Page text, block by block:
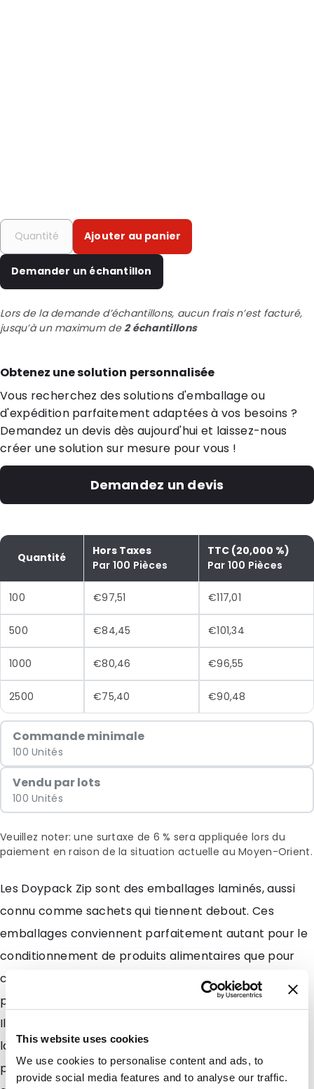
This website uses cookies
We use cookies to personalise content and ads, to
provide social media features and to analyse our traffic.
Ajouter au panier
Demander un échantillon
Lors de la demande d’échantillons, aucun frais n’est facturé,
jusqu’à un maximum de2 échantillons
Obtenez une solution personnalisée
Vous recherchez des solutions d'emballage ou
d'expédition parfaitement adaptées à vos besoins ?
Demandez un devis dès aujourd'hui et laissez-nous
créer une solution sur mesure pour vous !
Demandez un devis
Quantité
Hors Taxes
Par 100 Pièces
TTC (20,000 %)
Par 100 Pièces
100 €97,51 €117,01
500 €84,45 €101,34
1000 €80,46 €96,55
2500 €75,40 €90,48
Commande minimale
100 Unités
Vendu par lots
100 Unités
Veuillez noter: une surtaxe de 6 % sera appliquée lors du
paiement en raison de la situation actuelle au Moyen-Orient.
Les Doypack Zip sont des emballages laminés, aussi
connu comme sachets qui tiennent debout. Ces
emballages conviennent parfaitement autant pour le
conditionnement de produits alimentaires que pour
ceux non alimentaires. Vous pouvez remplir des
produits solides, poudres, pâteux, granulés et liquides.
Ils sont également souvent utilisés par des
laboratoires danalyses pour le stockage de
prélèvements. Leur film laminé en Aluminium haute